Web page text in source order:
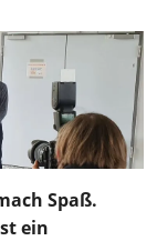
Spaß.
ein